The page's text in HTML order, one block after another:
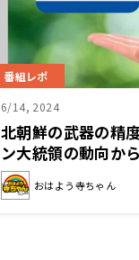
番組レポ
6/14, 2024
北朝鮮の武器の精
ン大統領の動向か
来
おはよう寺ちゃん